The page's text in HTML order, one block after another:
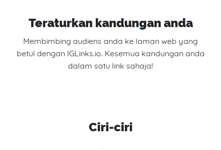
Teraturkan kandungan anda
Membimbing audiens anda ke laman web yang
betul dengan IGLinks.io. Kesemua kandungan anda
dalam satu link sahaja!
Ciri-ciri